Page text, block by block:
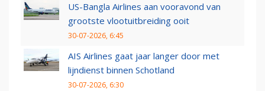
US-Bangla Airlines aan vooravond van
grootste vlootuitbreiding ooit
30-07-2026, 6:45
AIS Airlines gaat jaar langer door met
lijndienst binnen Schotland
30-07-2026, 6:30